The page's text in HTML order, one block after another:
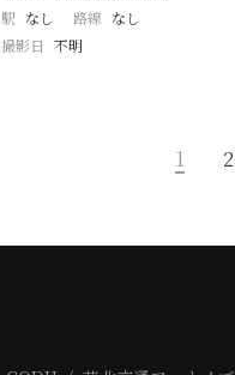
駅 なし 路線 なし
撮影日 不明
1 2